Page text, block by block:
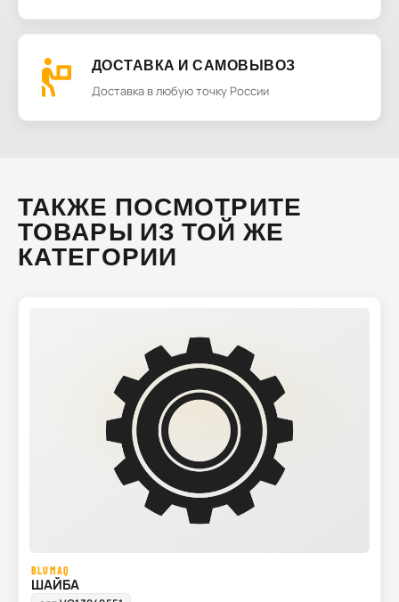
ДОСТАВКА И САМОВЫВОЗ
Доставка в любую точку России
ТАКЖЕ ПОСМОТРИТЕ
ТОВАРЫ ИЗ ТОЙ ЖЕ
КАТЕГОРИИ
BLUMAQ
ШАЙБА